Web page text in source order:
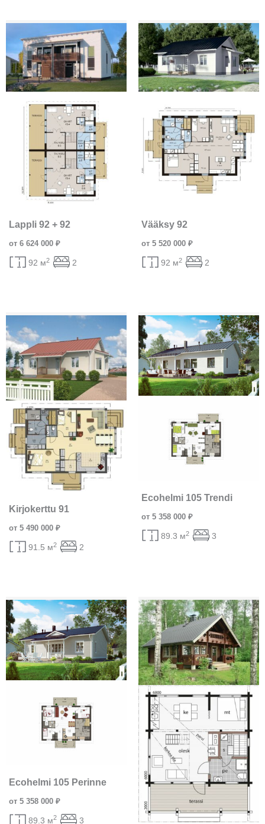
Lappli 92 + 92
от 6 624 000 ₽
92 м2 2
Vääksy 92
от 5 520 000 ₽
92 м2 2
Kirjokerttu 91
от 5 490 000 ₽
91.5 м2 2
Ecohelmi 105 Trendi
от 5 358 000 ₽
89.3 м2 3
Ecohelmi 105 Perinne
от 5 358 000 ₽
89.3 м2 3